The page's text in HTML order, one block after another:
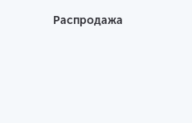
Распродажа